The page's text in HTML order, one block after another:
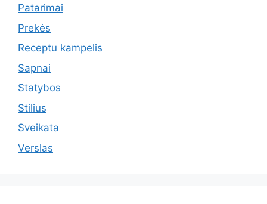
Patarimai
Prekės
Receptu kampelis
Sapnai
Statybos
Stilius
Sveikata
Verslas